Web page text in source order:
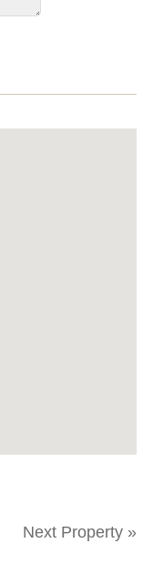
Next Property »